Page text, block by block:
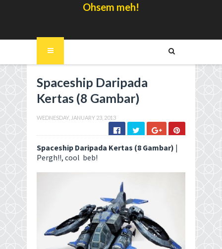
Ohsem meh!
Spaceship Daripada
Kertas (8 Gambar)
WEDNESDAY, JANUARY 23, 2013
Spaceship Daripada Kertas (8 Gambar) |
Pergh!!, cool beb!